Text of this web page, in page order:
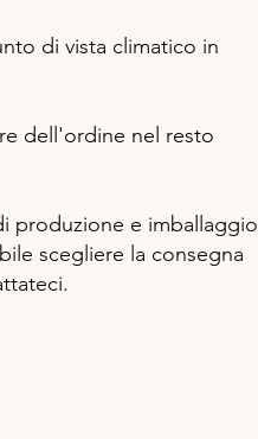
di vista climatico in
dell'ordine nel resto
produzione e imballaggio
scegliere la consegna